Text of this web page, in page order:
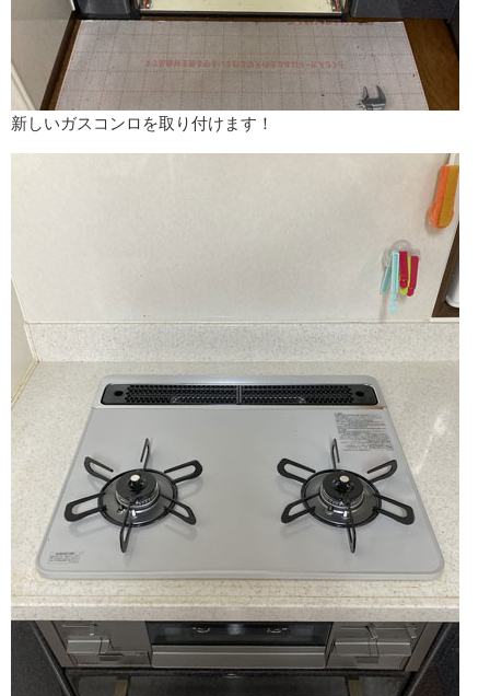
新しいガスコンロを取り付けます！